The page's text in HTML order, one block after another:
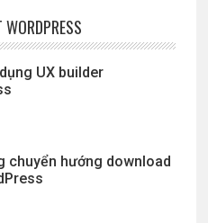
UX builder
chuyển hướng download